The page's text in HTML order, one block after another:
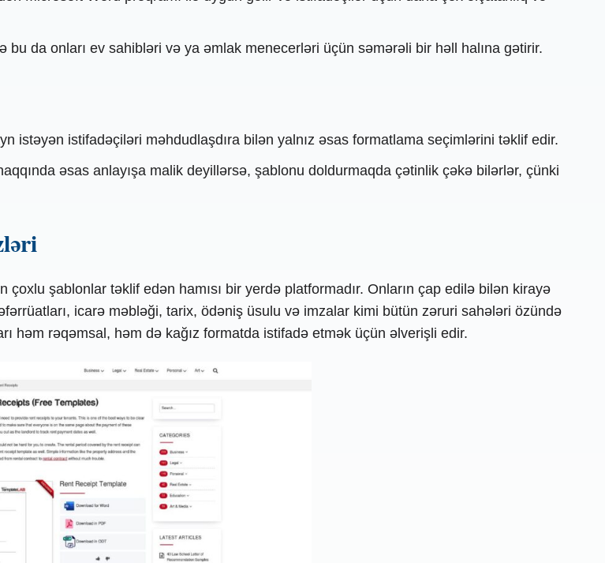
bu da onları ev sahibləri və ya əmlak menecerləri üçün səmərəli bir həll halına gətirir.
istəyən istifadəçiləri məhdudlaşdıra bilən yalnız əsas formatlama seçimlərini təklif edir.
əsas anlayışa malik deyillərsə, şablonu doldurmaqda çətinlik çəkə bilərlər, çünki
şablonlar təklif edən hamısı bir yerdə platformadır. Onların çap edilə bilən kirayə
icarə məbləği, tarix, ödəniş üsulu və imzalar kimi bütün zəruri sahələri özündə
həm rəqəmsal, həm də kağız formatda istifadə etmək üçün əlverişli edir.